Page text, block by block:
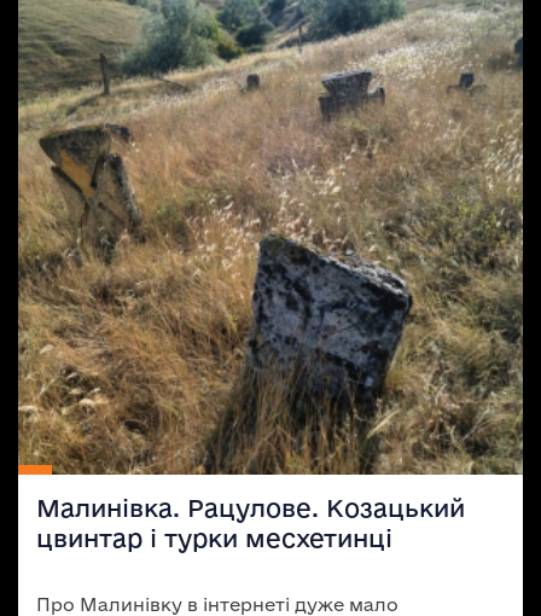
Малинівка. Рацулове. Козацький
цвинтар і турки месхетинці
Про Малинівку в інтернеті дуже мало